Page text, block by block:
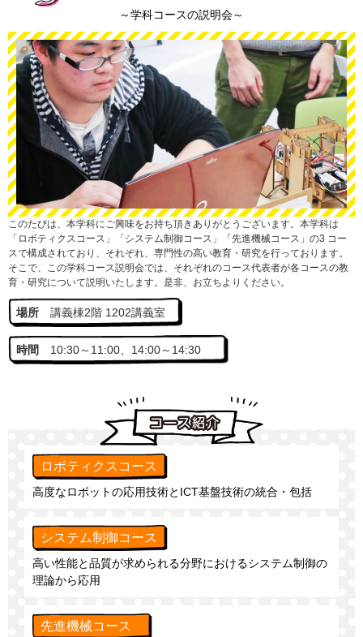
～学科コースの説明会～
このたびは、本学科にご興味をお持ち頂きありがとうございます。本学科は
「ロボティクスコース」「システム制御コース」「先進機械コース」の3 コー
スで構成されており、それぞれ、専門性の高い教育・研究を行っております。
そこで、この学科コース説明会では、それぞれのコース代表者が各コースの教
育・研究について説明いたします。是非、お立ちよりください。
場所 講義棟2階 1202講義室
時間 10:30～11:00、14:00～14:30
ロボティクスコース
高度なロボットの応用技術とICT基盤技術の統合・包括
システム制御コース
高い性能と品質が求められる分野におけるシステム制御の
理論から応用
先進機械コース